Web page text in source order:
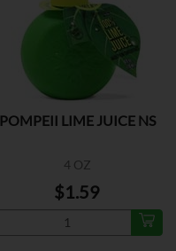
POMPEII LIME JUICE NS
4 OZ
$1.59